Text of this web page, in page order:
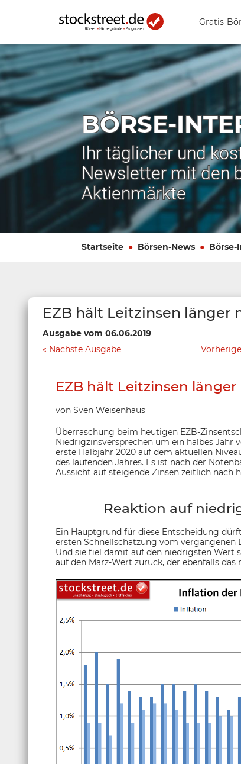
Gratis-
BÖRSE-
Ihr täglicher und
Newsletter mit den
Aktienmärkte
Startseite Börsen-News Börse-
EZB hält Leitzinsen länger
Ausgabe vom 06.06.2019
Nächste Ausgabe
EZB hält Leitzinsen länger
von Sven Weisenhaus
Überraschung beim heutigen EZB-
Niedrigzinsversprechen um ein halbes Jahr
erste Halbjahr 2020 auf dem aktuellen
des laufenden Jahres. Es ist nach der
Aussicht auf steigende Zinsen zeitlich nach
Reaktion auf
Ein Hauptgrund für diese Entscheidung
ersten Schnellschätzung vom vergangenen
Und sie fiel damit auf den niedrigsten Wert
auf den März-Wert zurück, der ebenfalls